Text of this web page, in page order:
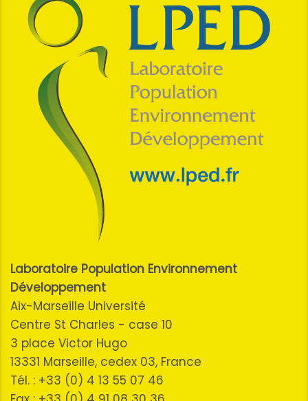
Laboratoire Population Environnement
Développement
Aix-Marseille Université
Centre St Charles - case 10
3 place Victor Hugo
13331 Marseille, cedex 03, France
Tél. : +33 (0) 4 13 55 07 46